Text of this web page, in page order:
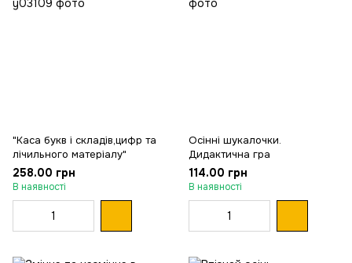
"Каса букв і складів,цифр та
лічильного матеріалу"
258.00 грн
В наявності
Осінні шукалочки.
Дидактична гра
114.00 грн
В наявності